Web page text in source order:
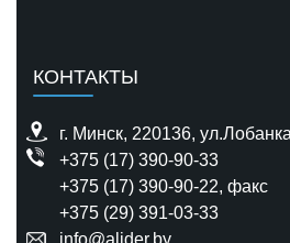
КОНТАКТЫ
г. Минск, 220136,
+375 (17) 390-90-33
+375 (17) 390-90-22, факс
+375 (29) 391-03-33
info@alider.by